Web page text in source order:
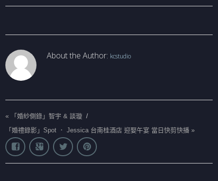
About the Author: kcstudio
« 「婚紗側錄」智宇 & 談璇 /
「婚禮錄影」Spot ． Jessica 台南桂酒店 迎娶午宴 當日快剪快播 »